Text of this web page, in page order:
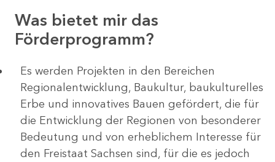
Was bietet mir das
Förderprogramm?
Es werden Projekten in den Bereichen
Regionalentwicklung, Baukultur, baukulturelles
Erbe und innovatives Bauen gefördert, die für
die Entwicklung der Regionen von besonderer
Bedeutung und von erheblichem Interesse für
den Freistaat Sachsen sind, für die es jedoch